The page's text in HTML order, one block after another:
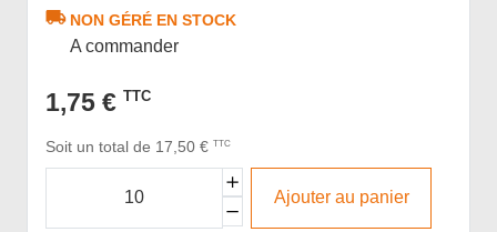
NON GÉRÉ EN STOCK
A commander
1,75 € TTC
Soit un total de 17,50 € TTC
Ajouter au panier